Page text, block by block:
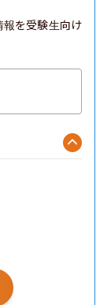
を受験生向け